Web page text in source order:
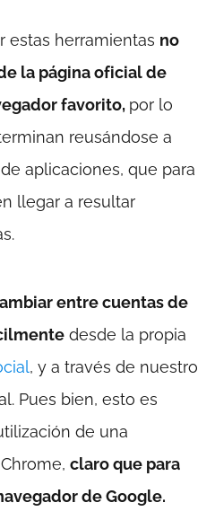
estas herramientas no
la página oficial de
favorito, por lo
reusándose a
aplicaciones, que para
llegar a resultar
entre cuentas de
desde la propia
, y a través de nuestro
Pues bien, esto es
de una
claro que para
de Google.